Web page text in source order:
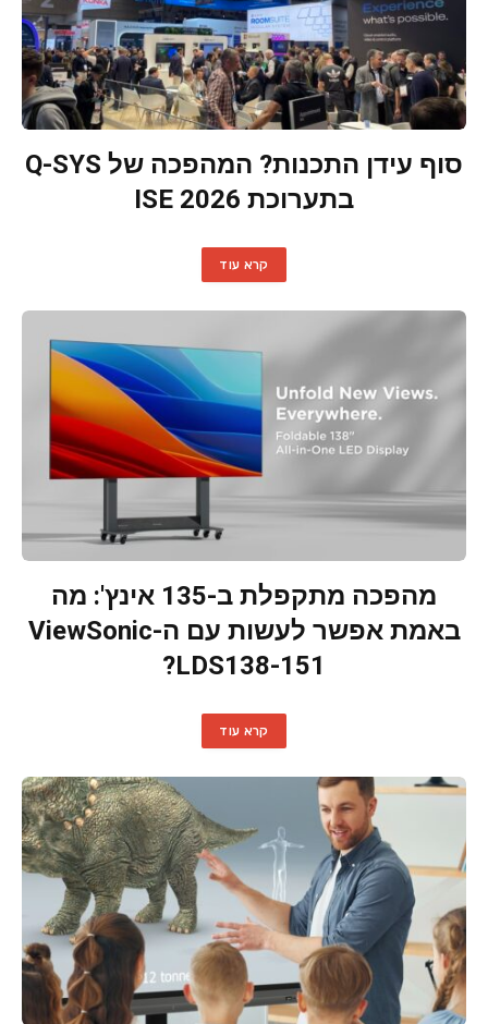
סוף עידן התכנות? המהפכה של Q-SYS
בתערוכת ISE 2026
קרא עוד
מהפכה מתקפלת ב-135 אינץ': מה
באמת אפשר לעשות עם ה-ViewSonic
LDS138-151?
קרא עוד